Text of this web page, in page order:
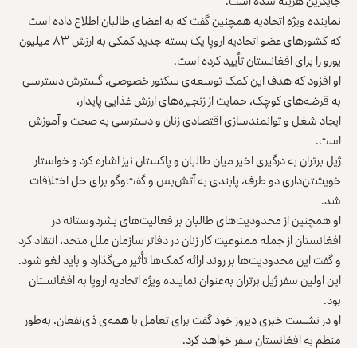
نماینده ویژه اتحادیه همچنین گفت که به اعضای طالبان اطلاع داده است
که کشورهای عضو اتحادیه اروپا یک بسته‌ جدید کمکی به ارزش ۸۳ میلیون
یورو را برای افغانستان تأیید کرده است.
او افزود که هدف این کمک توسعه‌ی سکتور خصوصی، گسترش دسترسی
به قرضه‌های کوچک، حمایت از زنجیره‌‌های ارزش غذایی پایدار،
ایجاد شغل و توانمندسازی اقتصادی زنان و دسترسی به صحت و آموزش
است.
ژیل برتران به درگیری اخیر میان طالبان و پاکستان نیز اشاره کرد و خواستار
خویشتن‌داری دو طرف، پابندی به آتش‌‌بس و گفت‌وگو برای حل اختلافات
شد.
او همچنین از محدودیت‌های طالبان بر فعالیت‌های بشردوستانه در
افغانستان از جمله ممنوعیت کار زنان در دفاتر سازمان ملل متحد، انتقاد کرد
و گفت این محدودیت‌ها بر روند ارائه کمک‌ها تأثیر می‌گذارد و باید لغو شود.
این اولین سفر ژیل برتران به‌عنوان نماینده ویژه اتحادیه اروپا به افغانستان
بود.
او در نشست خبری دیروز خود گفت برای تعامل با همه‌ی ذی‌نفعان، به‌طور
منظم به افغانستان سفر خواهد کرد.